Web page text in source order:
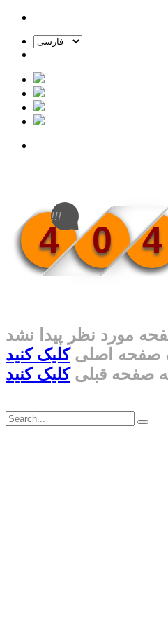
4 0 4
!!!
مورد نظر پیدا نشد
صفحه اصلیکلیک کنید
صفحه قبلیکلیک کنید